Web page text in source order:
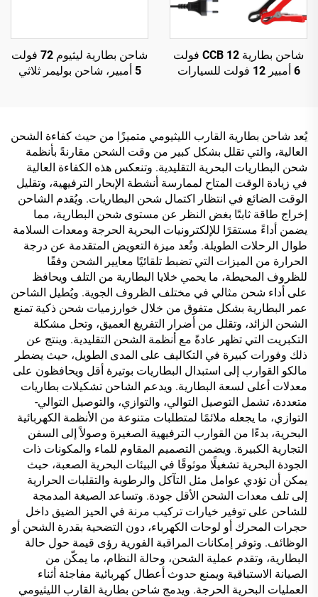
شاحن بطارية CCB 12 فولت
6 أمبير 12 فولت للسيارات
شاحن بطارية ليثيوم 72 فولت
5 أمبير، شاحن بوليمر ثلاثي
يُعد شاحن بطارية القارب الليثيومي متميزًا من حيث كفاءة الشحن
العالية، والتي تقلل بشكل كبير من وقت الشحن مقارنةً بأنظمة
شحن البطاريات البحرية التقليدية. وتنعكس هذه الكفاءة العالية
في زيادة الوقت المتاح لممارسة أنشطة الإبحار الترفيهية، وتقليل
الوقت الضائع في انتظار اكتمال شحن البطاريات. ويُقدم الشاحن
إخراج طاقة ثابتًا بغض النظر عن مستوى شحن البطارية، مما
يضمن أداءً مستقرًا للإلكترونيات البحرية الحرجة ومعدات السلامة
طوال الرحلات الطويلة. وتُعد ميزة التعويض المتقدمة عن درجة
الحرارة من الميزات التي تضبط تلقائيًا معايير الشحن وفقًا
للظروف المحيطة، ما يحمي خلايا البطارية من التلف ويحافظ
على أداء شحن مثالي في مختلف الظروف الجوية. ويُطيل الشاحن
عمر البطارية بشكل متفوق من خلال خوارزميات شحن ذكية تمنع
الشحن الزائد، وتقلل من أضرار التفريغ العميق، وتحل مشكلة
التكبريت التي تظهر عادةً مع أنظمة الشحن التقليدية. وينتج عن
ذلك وفورات كبيرة في التكاليف على المدى الطويل، حيث يضطر
مالكو القوارب إلى استبدال البطاريات بوتيرة أقل ويحافظون على
معدلات أعلى لسعة البطارية. ويدعم الشاحن تشكيلات بطاريات
متعددة، تشمل التوصيل التوالي، والتوازي، والتوصيل التوالي-
التوازي، ما يجعله ملائمًا لمتطلبات متنوعة من الأنظمة الكهربائية
البحرية، بدءًا من القوارب الترفيهية الصغيرة وصولاً إلى السفن
التجارية الكبيرة. ويضمن التصميم المقاوم للماء والمكونات ذات
الجودة البحرية تشغيلًا موثوقًا في البيئات البحرية الصعبة، حيث
يمكن أن تؤدي عوامل مثل التآكل والرطوبة والتقلبات الحرارية
إلى تلف معدات الشحن الأقل جودة. وتساعد الصيغة المدمجة
للشاحن على توفير خيارات تركيب مرنة في الحيز الضيق داخل
حجرات المحرك أو لوحات الكهرباء، دون التضحية بقدرة الشحن أو
الوظائف. وتوفر إمكانات المراقبة الفورية رؤى قيمة حول حالة
البطارية، وتقدم عملية الشحن، وحالة النظام، ما يمكّن من
الصيانة الاستباقية ويمنع حدوث أعطال كهربائية مفاجئة أثناء
العمليات البحرية الحرجة. ويدمج شاحن بطارية القارب الليثيومي